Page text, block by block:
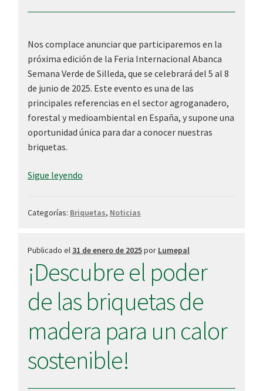
Nos complace anunciar que participaremos en la
próxima edición de la Feria Internacional Abanca
Semana Verde de Silleda, que se celebrará del 5 al 8
de junio de 2025. Este evento es una de las
principales referencias en el sector agroganadero,
forestal y medioambiental en España, y supone una
oportunidad única para dar a conocer nuestras
briquetas.
Sigue leyendoLumepal
en
Feria
Internacional
Abanca
Semana
Verde
Silleda
2025
Categorías: Briquetas, Noticias
Publicado el31 de enero de 2025por Lumepal
¡Descubre el poder
de las briquetas de
madera para un calor
sostenible!